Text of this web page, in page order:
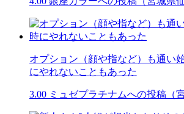
オプション（顔や指など）も通い
にやれないこともあった
3.00 ミュゼプラチナムへの投稿（